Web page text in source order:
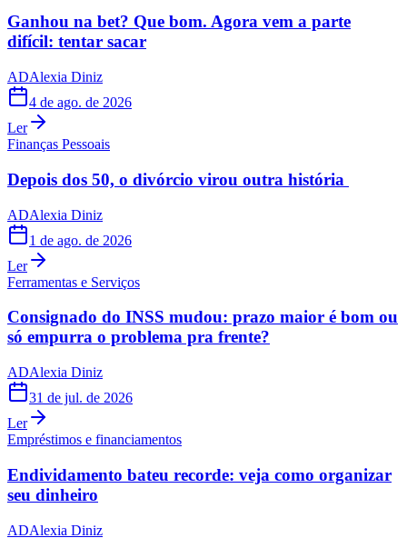
Ganhou na bet? Que bom. Agora vem a parte
difícil: tentar sacar
ADAlexia Diniz
4 de ago. de 2026
Ler
Finanças Pessoais
Depois dos 50, o divórcio virou outra história
ADAlexia Diniz
1 de ago. de 2026
Ler
Ferramentas e Serviços
Consignado do INSS mudou: prazo maior é bom ou
só empurra o problema pra frente?
ADAlexia Diniz
31 de jul. de 2026
Ler
Empréstimos e financiamentos
Endividamento bateu recorde: veja como organizar
seu dinheiro
ADAlexia Diniz